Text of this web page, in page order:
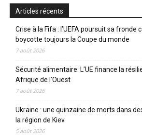
Articles récents
Crise à la Fifa : l’UEFA poursuit sa
boycotte toujours la Coupe du monde
7 août 2026
Sécurité alimentaire: L’UE finance la
Afrique de l’Ouest
7 août 2026
Ukraine : une quinzaine de morts dans
la région de Kiev
5 août 2026